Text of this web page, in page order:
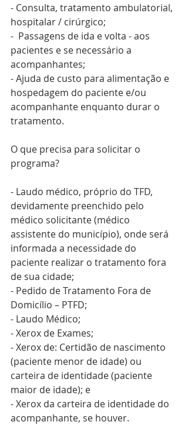
- Consulta, tratamento ambulatorial,
hospitalar / cirúrgico;
-  Passagens de ida e volta - aos
pacientes e se necessário a
acompanhantes;
- Ajuda de custo para alimentação e
hospedagem do paciente e/ou
acompanhante enquanto durar o
tratamento.
O que precisa para solicitar o
programa?
- Laudo médico, próprio do TFD,
devidamente preenchido pelo
médico solicitante (médico
assistente do município), onde será
informada a necessidade do
paciente realizar o tratamento fora
de sua cidade;
- Pedido de Tratamento Fora de
Domicílio – PTFD;
- Laudo Médico;
- Xerox de Exames;
- Xerox de: Certidão de nascimento
(paciente menor de idade) ou
carteira de identidade (paciente
maior de idade); e
- Xerox da carteira de identidade do
acompanhante, se houver.